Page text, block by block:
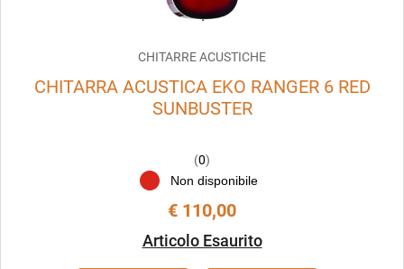
CHITARRE ACUSTICHE
CHITARRA ACUSTICA EKO RANGER 6 RED
SUNBUSTER
(0)
Non disponibile
€ 110,00
Articolo Esaurito